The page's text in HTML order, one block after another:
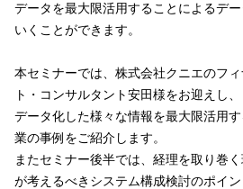
データを最大限活用することによるデ
いくことができます。
本セミナーでは、株式会社クニエのフ
ト・コンサルタント安田様をお迎えし、
データ化した様々な情報を最大限活用
業の事例をご紹介します。
またセミナー後半では、経理を取り巻
が考えるべきシステム構成検討のポイン